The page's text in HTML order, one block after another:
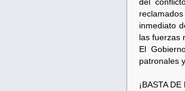
del
inmediato
las fuerzas
El
patronales
¡BASTA